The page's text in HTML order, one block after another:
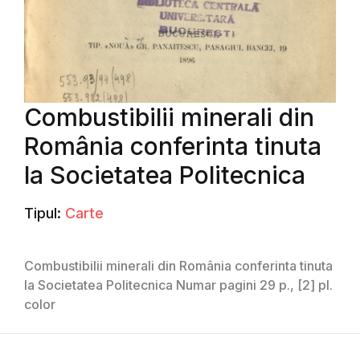
Combustibilii minerali din
România conferinta tinuta
la Societatea Politecnica
Tipul: Carte
Combustibilii minerali din România conferinta tinuta
la Societatea Politecnica Numar pagini 29 p., [2] pl.
color